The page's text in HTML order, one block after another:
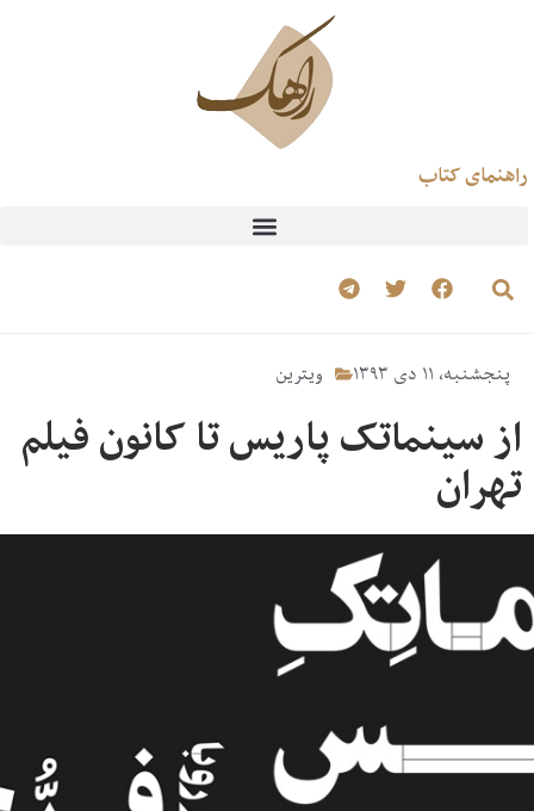
راهنمای کتاب
پنجشنبه، ۱۱ دی ۱۳۹۳ ویترین
از سینماتک پاریس تا کانون فیلم
تهران